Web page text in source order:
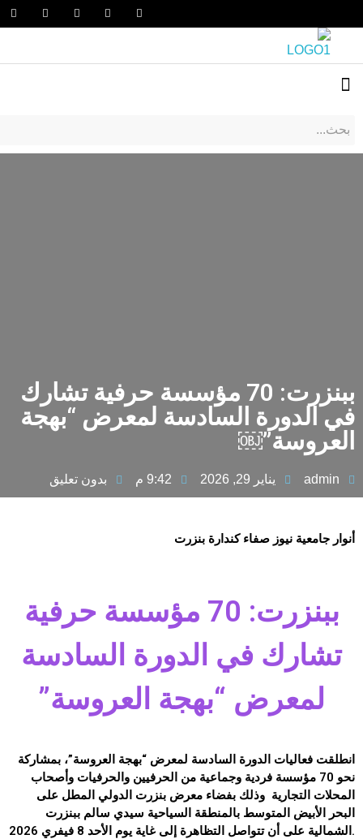
ببنزرت: 70 مؤسسة حرفية تشارك
في الدورة السادسة لمعرض “بهجة
العروسة”￼
admin يناير 29, 2026 9:42 م بدون تعليق
أنوار جامعية نيوز صفاء كندارة بنزرت
ببنزرت: 70 مؤسسة حرفية
تشارك في الدورة السادسة
لمعرض “بهجة العروسة”
انطلقت فعاليات الدورة السادسة لمعرض “بهجة العروسة”، بمشاركة
نحو 70 مؤسسة فردية وجماعية من الحرفيين والحرفيات وأصحاب
المحلات التجارية وذلك بفضاء معرض بنزرت الدولي المطل على
البحر الأبيض المتوسط بالمنطقة السياحية سيدي سالم ببنزرت
الشمالية على أن تتواصل التظاهرة إلى غاية يوم الأحد 8 فيفري 2026.